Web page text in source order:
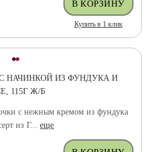
Купить в 1 клик
НАЧИНКОЙ ИЗ ФУНДУКА И
115Г Ж/Б
с нежным кремом из фундука
из Г...еще